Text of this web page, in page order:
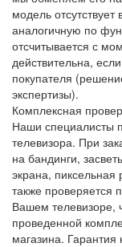
модель
аналогичную по
отсчитывается с
действительна,
покупателя
экспертизы).
Комплексная
Наши специалисты
телевизора. При
на бандинги,
экрана,
также проверяется
Вашем телевизоре,
проведенной
магазина. Гарантия